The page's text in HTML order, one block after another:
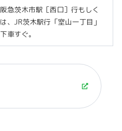
阪急茨木市駅［西口］行もしく
は、JR茨木駅行「室山一丁目」
下車すぐ。